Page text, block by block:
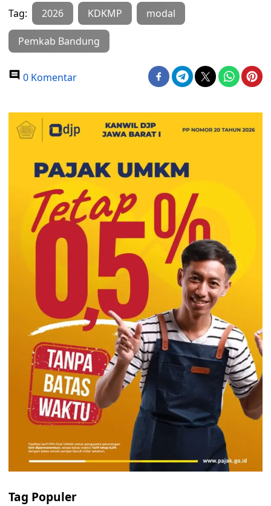
Tag: 2026 KDKMP modal
Pemkab Bandung
0 Komentar
Tag Populer